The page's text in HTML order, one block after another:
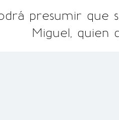
presumir que
Miguel, quien